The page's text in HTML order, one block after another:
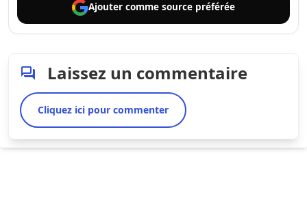
Ajouter comme source préférée
Laissez un commentaire
Cliquez ici pour commenter